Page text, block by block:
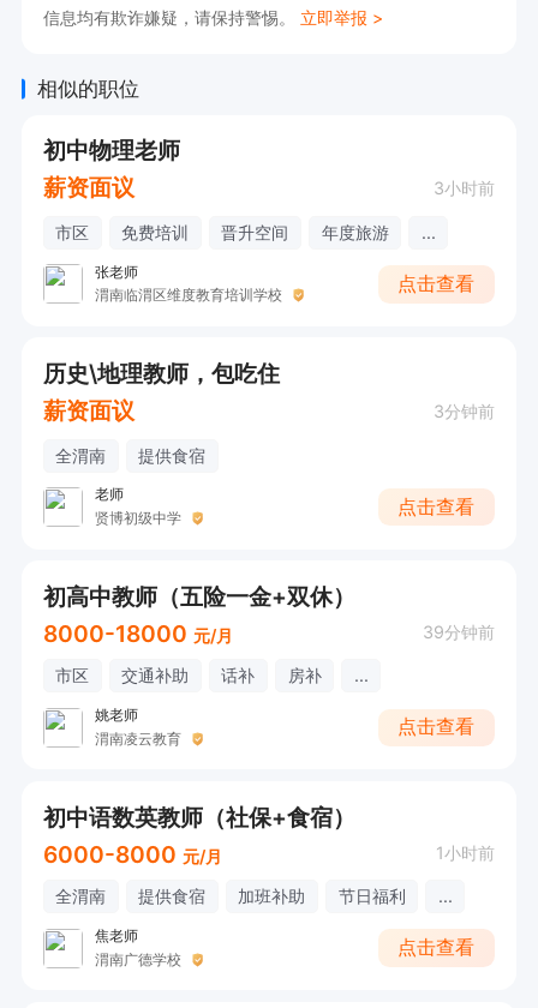
信息均有欺诈嫌疑，请保持警惕。 立即举报 >
相似的职位
初中物理老师
薪资面议
3小时前
市区 免费培训 晋升空间 年度旅游 ...
张老师
渭南临渭区维度教育培训学校
点击查看
历史\地理教师，包吃住
薪资面议
3分钟前
全渭南 提供食宿
老师
贤博初级中学
点击查看
初高中教师（五险一金+双休）
8000-18000 元/月 39分钟前
市区 交通补助 话补 房补 ...
姚老师
渭南凌云教育
点击查看
初中语数英教师（社保+食宿）
6000-8000 元/月 1小时前
全渭南 提供食宿 加班补助 节日福利 ...
焦老师
渭南广德学校
点击查看